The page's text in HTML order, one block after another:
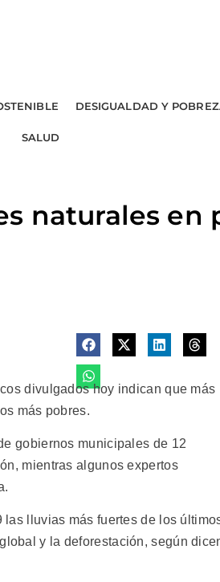
DESIGUALDAD Y
SALUD
naturales en
divulgados hoy indican que más
más pobres.
gobiernos municipales de 12
mientras algunos expertos
lluvias más fuertes de los
y la deforestación, según